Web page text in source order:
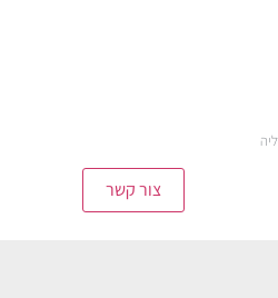
צור קשר